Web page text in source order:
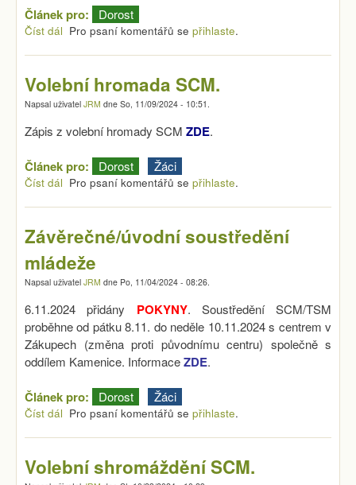
Článek pro: Dorost
Číst dál Lednové soustředění dorostu na Perninku 17.-19.1.2025
Pro psaní komentářů se přihlaste.
Volební hromada SCM.
Napsal uživatel JRM dne So, 11/09/2024 - 10:51
Zápis z volební hromady SCM ZDE.
Článek pro: Dorost Žáci
Číst dál Volební hromada SCM.
Pro psaní komentářů se přihlaste.
Závěrečné/úvodní soustředění
mládeže
Napsal uživatel JRM dne Po, 11/04/2024 - 08:26.
6.11.2024 přidány POKYNY. Soustředění SCM/TSM
proběhne od pátku 8.11. do neděle 10.11.2024 s centrem v
Zákupech (změna proti původnímu centru) společně s
oddílem Kamenice. InformaceZDE.
Článek pro: Dorost Žáci
Číst dál Závěrečné/úvodní soustředění mládeže
Pro psaní komentářů se přihlaste.
Volební shromáždění SCM.